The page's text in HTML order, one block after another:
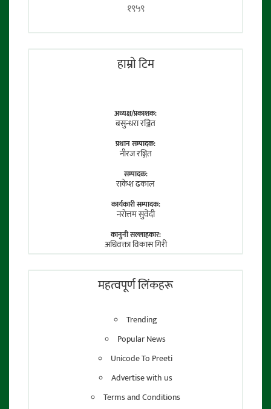
१९५९
हाम्राे टिम
अध्यक्ष/प्रकाशक:
बसुन्धरा रञ्जित
प्रधान सम्पादक:
नीरज रञ्जित
सम्पादक:
राकेश ढकाल
कार्यकारी सम्पादक:
नराेत्तम सुवेदी
कानुनी सल्लाहकार:
अधिवक्ता विकास गिरी
तेजेन्द्र श्रेष्ठ
महत्वपूर्ण लिंकहरू
Trending
Popular News
Unicode To Preeti
Advertise with us
Terms and Conditions